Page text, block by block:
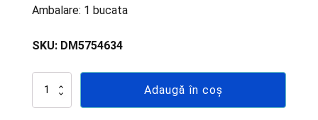
Ambalare: 1 bucata
SKU: DM5754634
Cantitate
Recipient
pentru
Adaugă în coș